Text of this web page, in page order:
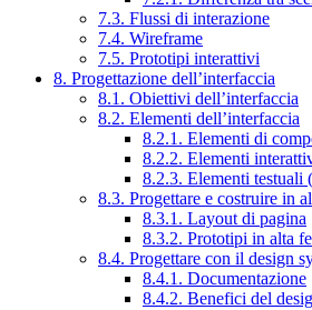
7.3. Flussi di interazione
7.4. Wireframe
7.5. Prototipi interattivi
8. Progettazione dell’interfaccia
8.1. Obiettivi dell’interfaccia
8.2. Elementi dell’interfaccia
8.2.1. Elementi di
8.2.2. Elementi
8.2.3. Elementi testuali
8.3. Progettare e costruire in
8.3.1. Layout di pagina
8.3.2. Prototipi in alta
8.4. Progettare con il design
8.4.1. Documentazione
8.4.2. Benefici del